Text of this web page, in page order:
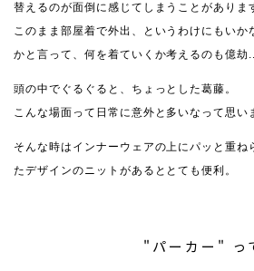
替えるのが面倒に感じてしまうことがありま
このまま部屋着で外出、というわけにもいか
かと言って、何を着ていくか考えるのも億劫
頭の中でぐるぐると、ちょっとした葛藤。
こんな場面って日常に意外と多いなって思い
そんな時はインナーウェアの上にパッと重ね
たデザインのニットがあるととても便利。
"パーカー" っ